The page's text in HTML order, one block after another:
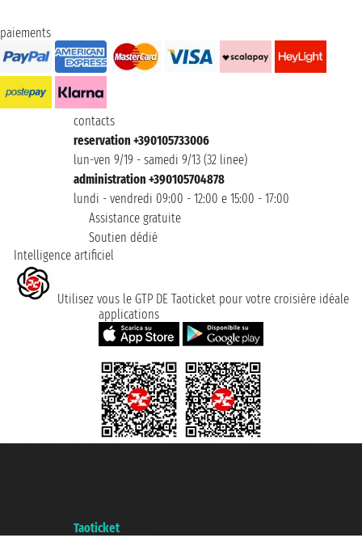
paiements
contacts
reservation +390105733006
lun-ven 9/19 - samedi 9/13 (32 linee)
administration +390105704878
lundi - vendredi 09:00 - 12:00 e 15:00 - 17:00
Assistance gratuite
Soutien dédié
Intelligence artificiel
Utilisez vous le GTP DE Taoticket pour votre croisière idéale
applications
Taoticket